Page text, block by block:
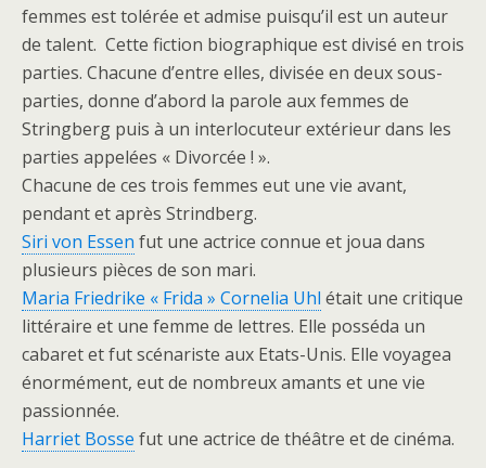
femmes est tolérée et admise puisqu’il est un auteur
de talent. Cette fiction biographique est divisé en trois
parties. Chacune d’entre elles, divisée en deux sous-
parties, donne d’abord la parole aux femmes de
Stringberg puis à un interlocuteur extérieur dans les
parties appelées « Divorcée ! ».
Chacune de ces trois femmes eut une vie avant,
pendant et après Strindberg.
Siri von Essen fut une actrice connue et joua dans
plusieurs pièces de son mari.
Maria Friedrike « Frida » Cornelia Uhl était une critique
littéraire et une femme de lettres. Elle posséda un
cabaret et fut scénariste aux Etats-Unis. Elle voyagea
énormément, eut de nombreux amants et une vie
passionnée.
Harriet Bosse fut une actrice de théâtre et de cinéma.